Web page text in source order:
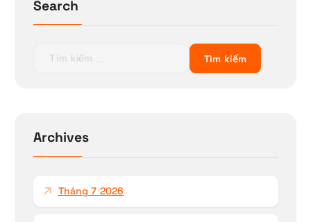
Search
ế
m
Archives
Tháng 7 2026